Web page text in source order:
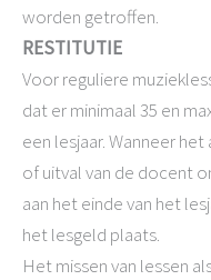
worden getroffen.
RESTITUTIE
Voor reguliere
dat er minimaal 35 en
een lesjaar. Wanneer
of uitval van de docent
aan het einde van het
het lesgeld plaats.
Het missen van lessen